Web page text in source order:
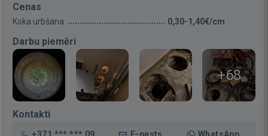
Cenas
Koka urbšana 0,30-1,40€/cm
Darbu piemēri
+68
Kontakti
+371 *** *** 09 E-pasts WhatsApp